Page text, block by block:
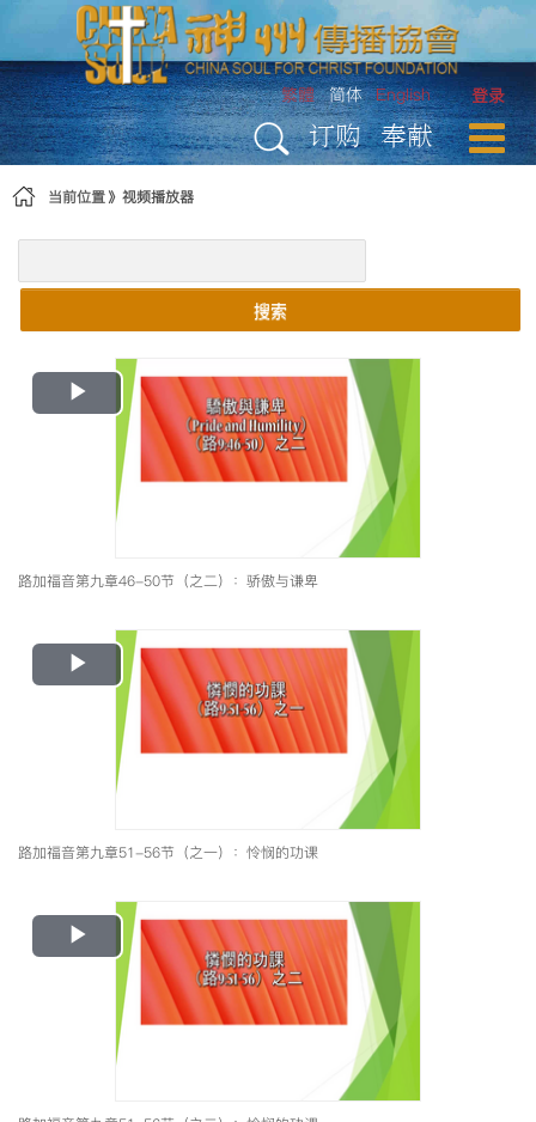
跳转到内容
登录
繁體 简体 English
订购 奉献
当前位置 视频播放器
搜索
Play
Video
路加福音第九章46-50节（之二）：骄傲与谦卑
Play
Video
路加福音第九章51-56节（之一）：怜悯的功课
Play
Video